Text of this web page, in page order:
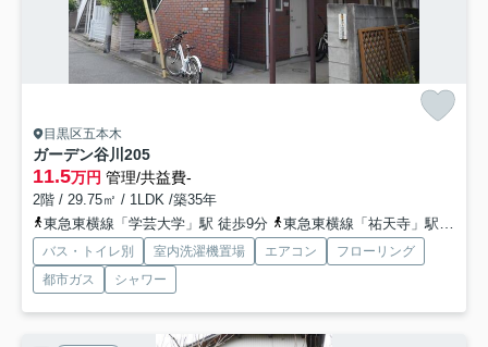
目黒区五本木
ガーデン谷川 205
11.5万円 管理/共益費-
2階 / 29.75㎡ / 1LDK /築35年
東急東横線「学芸大学」駅 徒歩9分
東急東横線「祐天寺」駅 徒歩6分
バス・トイレ別 室内洗濯機置場 エアコン
フローリング
都市ガス
シャワー